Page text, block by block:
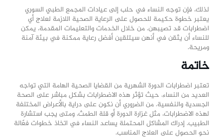
لذلك، فإن توجه النساء في حلب إلى عيادات المجمع الطبي السوري
يعتبر خطوة حكيمة للحصول على الرعاية الصحية اللازمة لعلاج أي
اضطرابات قد تصيبهن. من خلال الخدمات والتعليمات المقدمة، يمكن
للنساء أن يثقن في أنهن سيتلقين أفضل رعاية ممكنة في بيئة آمنة
ومريحة.
خاتمة
تعتبر اضطرابات الدورة الشهرية من القضايا الصحية الهامة التي تواجه
العديد من النساء، حيث تؤثر هذه الاضطرابات بشكل مباشر على الصحة
الجسدية والنفسية. من الضروري أن نكون على دراية بالأعراض المختلفة
لهذه الاضطرابات، مثل غزارة الدورة أو قلة الطمث، ومتى يجب استشارة
الطبيب. إدراك المشاكل المحتملة يساعد النساء في اتخاذ خطوات فعّالة
نحو الحصول على العلاج المناسب.